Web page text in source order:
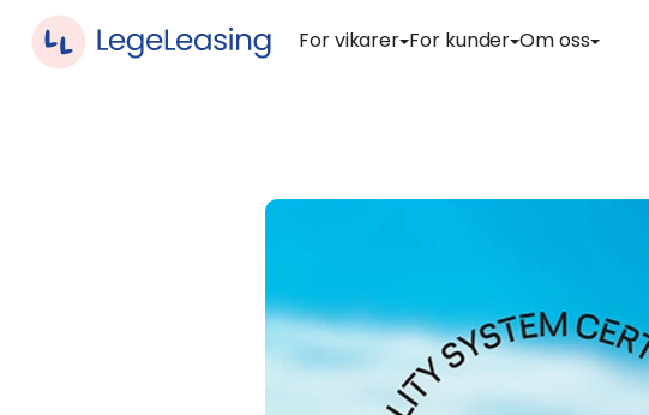
For vikarer For kunder Om oss